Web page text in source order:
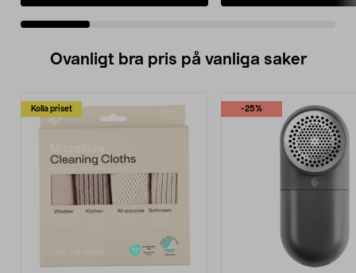
Ovanligt bra pris på vanliga saker
Kolla priset -25%